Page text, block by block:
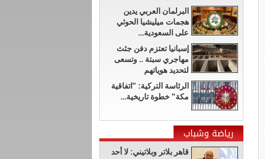
البرلمان العربي يدين
هجمات ميليشيا الحوثي
على السعودية...
إسبانيا تعتزم دفن جثث
مهاجري سبتة .. وتسعى
لتحديد هوياتهم
الرئاسة التركية: "اتفاقية
مكة" خطوة تاريخية...
رياضة وشباب
قاهر بلاتر وبلاتيني: لا أحد